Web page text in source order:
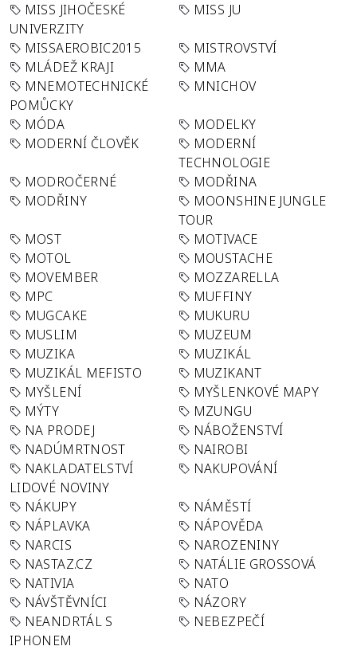
MISS JIHOČESKÉ
UNIVERZITY
MISS JU
MISSAEROBIC2015
MISTROVSTVÍ
MLÁDEŽ KRAJI
MMA
MNEMOTECHNICKÉ
POMŮCKY
MNICHOV
MÓDA
MODELKY
MODERNÍ ČLOVĚK
MODERNÍ
TECHNOLOGIE
MODROČERNÉ
MODŘINA
MODŘINY
MOONSHINE JUNGLE
TOUR
MOST
MOTIVACE
MOTOL
MOUSTACHE
MOVEMBER
MOZZARELLA
MPC
MUFFINY
MUGCAKE
MUKURU
MUSLIM
MUZEUM
MUZIKA
MUZIKÁL
MUZIKÁL MEFISTO
MUZIKANT
MYŠLENÍ
MYŠLENKOVÉ MAPY
MÝTY
MZUNGU
NA PRODEJ
NÁBOŽENSTVÍ
NADÚMRTNOST
NAIROBI
NAKLADATELSTVÍ
LIDOVÉ NOVINY
NAKUPOVÁNÍ
NÁKUPY
NÁMĚSTÍ
NÁPLAVKA
NÁPOVĚDA
NARCIS
NAROZENINY
NASTAZ.CZ
NATÁLIE GROSSOVÁ
NATIVIA
NATO
NÁVŠTĚVNÍCI
NÁZORY
NEANDRTÁL S
IPHONEM
NEBEZPEČÍ